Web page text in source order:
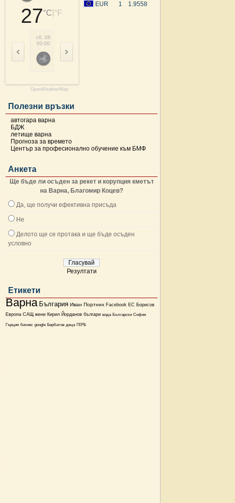
27°C °F
сб, 08
00:00
03:00
OpenWeatherMap
EUR 1 1.9558
Полезни връзки
автогара варна
БДЖ
летище варна
Прогноза за времето
Център за професионално обучение към БМФ
Анкета
Ще бъде ли осъден за рекет и корупция кметът
на Варна, Благомир Коцев?
Да, ще получи ефективна присъда
Не
Делото ще се протака и ще бъде осъден
условно
Резултати
Етикети
Варна България Иван Портних Facebook ЕС Борисов
Европа САЩ жени Кирил Йорданов българи вода Български София
Гърция бизнес google Бербатов деца ГЕРБ